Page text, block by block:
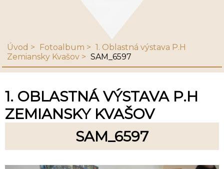
Úvod Fotoalbum
1. Oblastná výstava P.H
Zemiansky Kvašov
SAM_6597
1. OBLASTNÁ VÝSTAVA P.H
ZEMIANSKY KVAŠOV
SAM_6597